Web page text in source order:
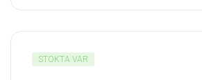
STOKTA VAR